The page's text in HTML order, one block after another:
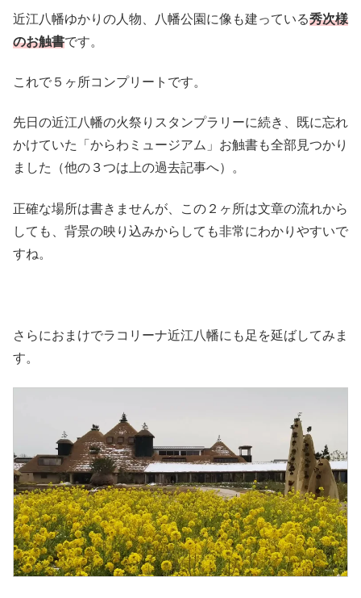
近江八幡ゆかりの人物、八幡公園に像も建っている秀次様
のお触書です。
これで５ヶ所コンプリートです。
先日の近江八幡の火祭りスタンプラリーに続き、既に忘れ
かけていた「からわミュージアム」お触書も全部見つかり
ました（他の３つは上の過去記事へ）。
正確な場所は書きませんが、この２ヶ所は文章の流れから
しても、背景の映り込みからしても非常にわかりやすいで
すね。
さらにおまけでラコリーナ近江八幡にも足を延ばしてみま
す。